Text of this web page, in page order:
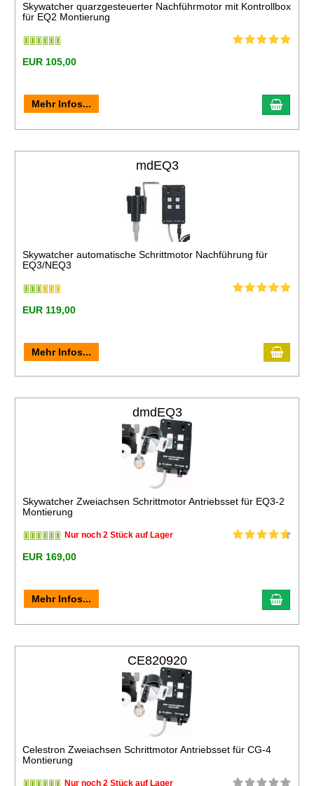
Skywatcher quarzgesteuerter Nachführmotor mit Kontrollbox
für EQ2 Montierung
EUR 105,00
Mehr Infos...
mdEQ3
Skywatcher automatische Schrittmotor Nachführung für
EQ3/NEQ3
EUR 119,00
Mehr Infos...
dmdEQ3
Skywatcher Zweiachsen Schrittmotor Antriebsset für EQ3-2
Montierung
Nur noch 2 Stück auf Lager
EUR 169,00
Mehr Infos...
CE820920
Celestron Zweiachsen Schrittmotor Antriebsset für CG-4
Montierung
Nur noch 2 Stück auf Lager